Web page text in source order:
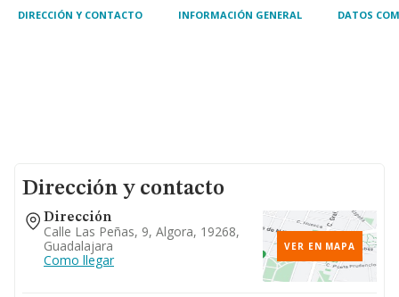
DIRECCIÓN Y CONTACTO INFORMACIÓN GENERAL DATOS
Dirección y contacto
Dirección
Calle Las Peñas, 9, Algora, 19268,
Guadalajara
Como llegar
VER EN MAPA